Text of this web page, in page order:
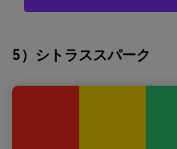
5）シトラススパーク